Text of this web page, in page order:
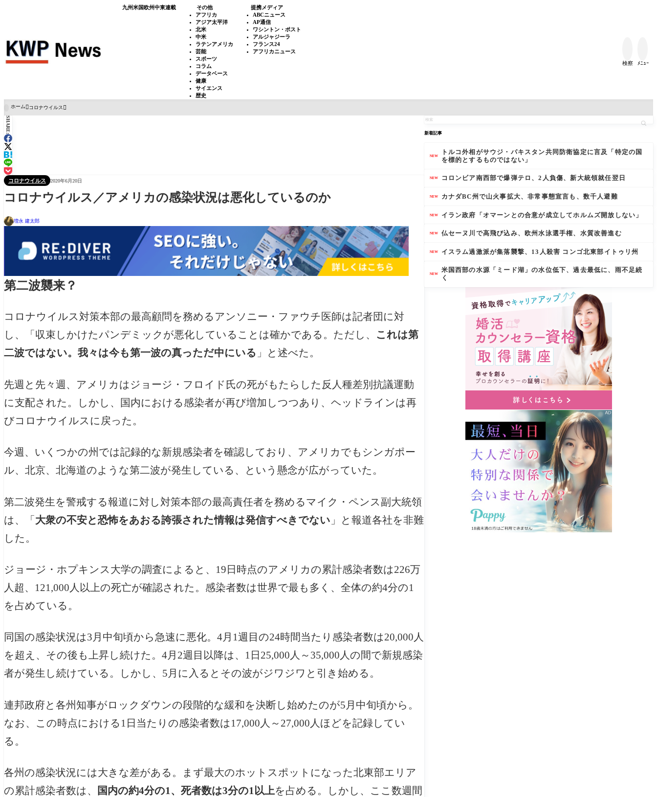
九州米国欧州中東連載
その他
アフリカ
アジア太平洋
北米
中米
ラテンアメリカ
芸能
スポーツ
コラム
データベース
健康
サイエンス
歴史
提携メディア
ABCニュース
AP通信
ワシントン・ポスト
アルジャジーラ
フランス24
アフリカニュース
検察 ﾒﾆｭｰ
ホーム コロナウイルス
SHARE:
コロナウイルス 2020年6月20日
コロナウイルス／アメリカの感染状況は悪化しているのか
増永 建太郎
第二波襲来？
コロナウイルス対策本部の最高顧問を務めるアンソニー・ファウチ医師は記者団に対
し、「収束しかけたパンデミックが悪化していることは確かである。ただし、 これは第
二波ではない。我々は今も第一波の真っただ中にいる 」と述べた。
先週と先々週、アメリカはジョージ・フロイド氏の死がもたらした反人種差別抗議運動
に支配された。しかし、国内における感染者が再び増加しつつあり、ヘッドラインは再
びコロナウイルスに戻った。
今週、いくつかの州では記録的な新規感染者を確認しており、アメリカでもシンガポー
ル、北京、北海道のような第二波が発生している、という懸念が広がっていた。
第二波発生を警戒する報道に対し対策本部の最高責任者を務めるマイク・ペンス副大統領
は、「 大衆の不安と恐怖をあおる誇張された情報は発信すべきでない 」と報道各社を非難
した。
ジョージ・ホプキンス大学の調査によると、19日時点のアメリカの累計感染者数は226万
人超、121,000人以上の死亡が確認された。感染者数は世界で最も多く、全体の約4分の1
を占めている。
同国の感染状況は3月中旬頃から急速に悪化。4月1週目の24時間当たり感染者数は20,000人
を超え、その後も上昇し続けた。4月2週目以降は、1日25,000人～35,000人の間で新規感染
者が発生し続けている。しかし、5月に入るとその波がジワジワと引き始める。
連邦政府と各州知事がロックダウンの段階的な緩和を決断し始めたのが5月中旬頃から。
なお、この時点における1日当たりの感染者数は17,000人～27,000人ほどを記録してい
る。
各州の感染状況には大きな差がある。まず最大のホットスポットになった北東部エリア
の累計感染者数は、
国内の約4分の1、死者数は3分の1以上を占める。しかし、ここ数週間
新着記事
NEW
トルコ外相がサウジ・パキスタン共同防衛協定に言及「特定の国
を標的とするものではない」
NEW コロンビア南西部で爆弾テロ、2人負傷、新大統領就任翌日
NEW カナダBC州で山火事拡大、非常事態宣言も、数千人避難
NEW イラン政府「オマーンとの合意が成立してホルムズ開放しない」
NEW 仏セーヌ川で高飛び込み、欧州水泳選手権、水質改善進む
NEW イスラム過激派が集落襲撃、13人殺害 コンゴ北東部イトゥリ州
NEW
米国西部の水源「ミード湖」の水位低下、過去最低に、雨不足続
く